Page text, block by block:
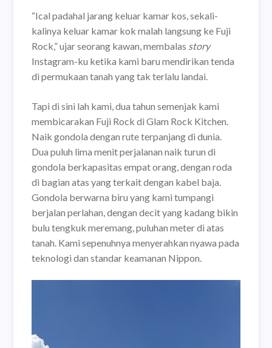
“Ical padahal jarang keluar kamar kos, sekali-
kalinya keluar kamar kok malah langsung ke Fuji
Rock,” ujar seorang kawan, membalas story
Instagram-ku ketika kami baru mendirikan tenda
di permukaan tanah yang tak terlalu landai.
Tapi di sini lah kami, dua tahun semenjak kami
membicarakan Fuji Rock di Glam Rock Kitchen.
Naik gondola dengan rute terpanjang di dunia.
Dua puluh lima menit perjalanan naik turun di
gondola berkapasitas empat orang, dengan roda
di bagian atas yang terkait dengan kabel baja.
Gondola berwarna biru yang kami tumpangi
berjalan perlahan, dengan decit yang kadang bikin
bulu tengkuk meremang, puluhan meter di atas
tanah. Kami sepenuhnya menyerahkan nyawa pada
teknologi dan standar keamanan Nippon.